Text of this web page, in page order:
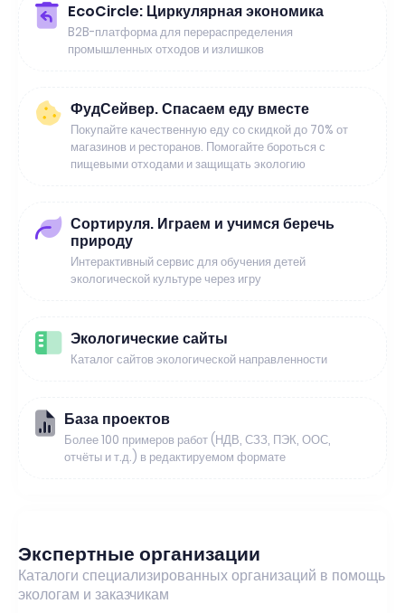
EcoCircle: Циркулярная экономика
B2B-платформа для перераспределения
промышленных отходов и излишков
ФудСейвер. Спасаем еду вместе
Покупайте качественную еду со скидкой до 70% от
магазинов и ресторанов. Помогайте бороться с
пищевыми отходами и защищать экологию
Сортируля. Играем и учимся беречь
природу
Интерактивный сервис для обучения детей
экологической культуре через игру
Экологические сайты
Каталог сайтов экологической направленности
База проектов
Более 100 примеров работ (НДВ, СЗЗ, ПЭК, ООС,
отчёты и т.д.) в редактируемом формате
Экспертные организации
Каталоги специализированных организаций в помощь
экологам и заказчикам